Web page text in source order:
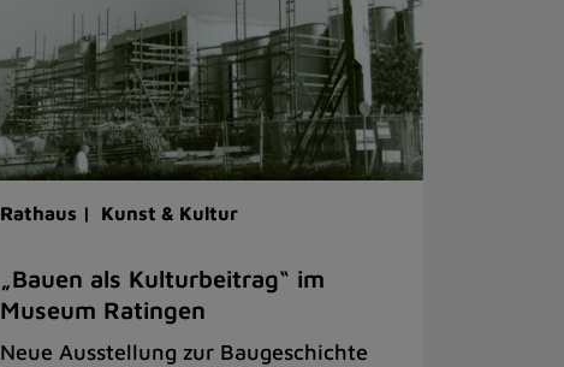
Rathaus | Kunst & Kultur
„Bauen als Kulturbeitrag“ im
Museum Ratingen
Neue Ausstellung zur Baugeschichte